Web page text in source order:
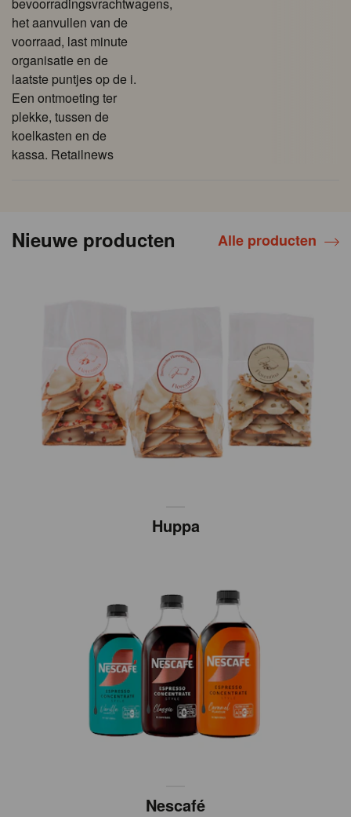
het aanvullen van de
voorraad, last minute
organisatie en de
laatste puntjes op de i.
Een ontmoeting ter
plekke, tussen de
koelkasten en de
kassa. Retailnews
Nieuwe producten Alle producten
Huppa
Nescafé